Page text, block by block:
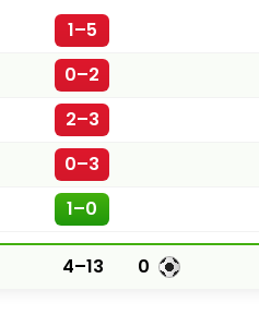
1–5
0–2
2–3
0–3
1–0
4–13 0